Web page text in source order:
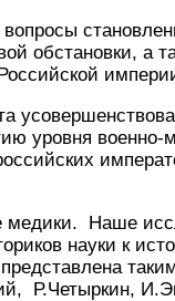
обстановки, а
уровня военно-
медики. Наше
науки к
Р.Четыркин,